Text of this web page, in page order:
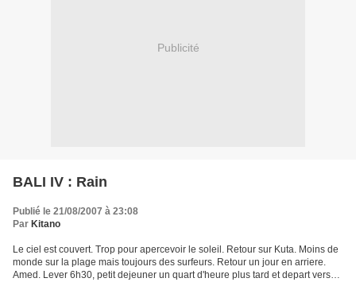
Publicité
BALI IV : Rain
Publié le 21/08/2007 à 23:08
Par Kitano
Le ciel est couvert. Trop pour apercevoir le soleil. Retour sur Kuta. Moins de
monde sur la plage mais toujours des surfeurs. Retour un jour en arriere.
Amed. Lever 6h30, petit dejeuner un quart d'heure plus tard et depart vers